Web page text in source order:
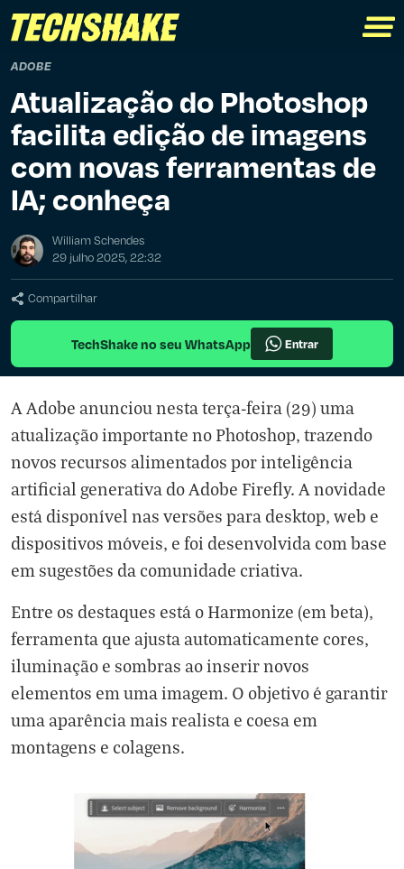
ADOBE
Atualização do Photoshop
facilita edição de imagens
com novas ferramentas de
IA; conheça
William Schendes
29 julho 2025, 22:32
Compartilhar
TechShake no seu WhatsApp Entrar
A Adobe anunciou nesta terça-feira (29) uma
atualização importante no Photoshop, trazendo
novos recursos alimentados por inteligência
artificial generativa do Adobe Firefly. A novidade
está disponível nas versões para desktop, web e
dispositivos móveis, e foi desenvolvida com base
em sugestões da comunidade criativa.
Entre os destaques está o Harmonize (em beta),
ferramenta que ajusta automaticamente cores,
iluminação e sombras ao inserir novos
elementos em uma imagem. O objetivo é garantir
uma aparência mais realista e coesa em
montagens e colagens.